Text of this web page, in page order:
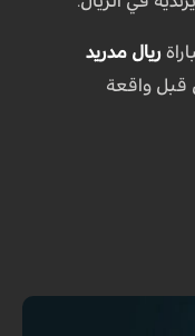
ريال مدريد
قبل واقعة